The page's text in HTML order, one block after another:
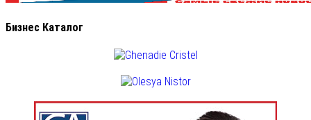
Бизнес Каталог